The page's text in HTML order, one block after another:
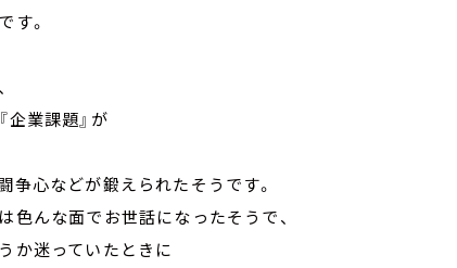
す。
業課題』が
心などが鍛えられたそうです。
色んな面でお世話になったそうで、
か迷っていたときに